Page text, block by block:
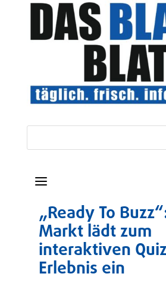
a
„Ready To
Markt lädt zum
interaktiven
Erlebnis ein